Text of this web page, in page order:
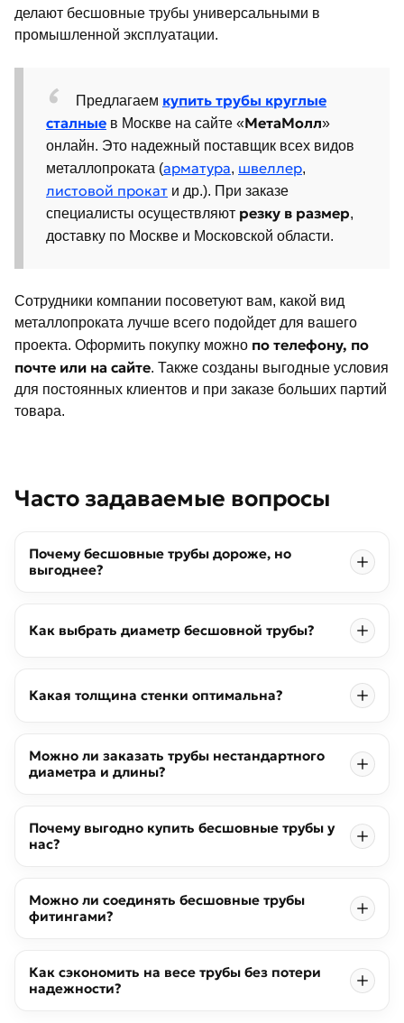
делают бесшовные трубы универсальными в
промышленной эксплуатации.
Предлагаем купить трубы круглые
сталные в Москве на сайте «МетаМолл»
онлайн. Это надежный поставщик всех видов
металлопроката (арматура, швеллер,
листовой прокат и др.). При заказе
специалисты осуществляют резку в размер,
доставку по Москве и Московской области.
Сотрудники компании посоветуют вам, какой вид
металлопроката лучше всего подойдет для вашего
проекта. Оформить покупку можно по телефону, по
почте или на сайте. Также созданы выгодные условия
для постоянных клиентов и при заказе больших партий
товара.
Часто задаваемые вопросы
Почему бесшовные трубы дороже, но
выгоднее?
Как выбрать диаметр бесшовной трубы?
Какая толщина стенки оптимальна?
Можно ли заказать трубы нестандартного
диаметра и длины?
Почему выгодно купить бесшовные трубы у
нас?
Можно ли соединять бесшовные трубы
фитингами?
Как сэкономить на весе трубы без потери
надежности?